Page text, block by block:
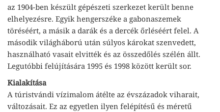
az 1904-ben készült gépészeti szerkezet került benne
elhelyezésre. Egyik hengerszéke a gabonaszemek
töréséért, a másik a darák és a dercék őrléséért felel. A
második világháború után súlyos károkat szenvedett,
használható vasait elvitték és az összedőlés szélén állt.
Legutóbbi felújítására 1995 és 1998 között került sor.
Kialakítása
A túristvándi vízimalom átélte az évszázadok viharait,
változásait. Ez az egyetlen ilyen felépítésű és méretű